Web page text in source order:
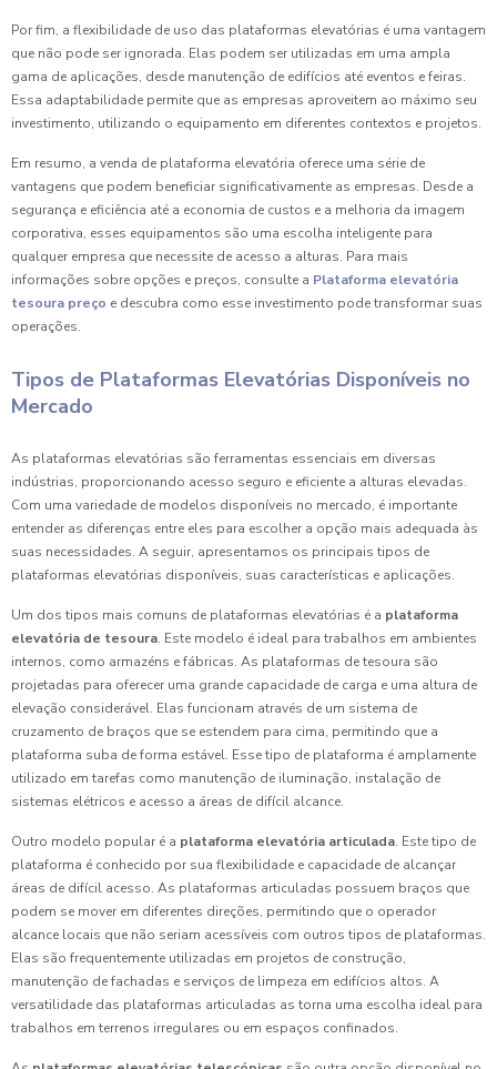
Por fim, a flexibilidade de uso das plataformas elevatórias é uma vantagem
que não pode ser ignorada. Elas podem ser utilizadas em uma ampla
gama de aplicações, desde manutenção de edifícios até eventos e feiras.
Essa adaptabilidade permite que as empresas aproveitem ao máximo seu
investimento, utilizando o equipamento em diferentes contextos e projetos.
Em resumo, a venda de plataforma elevatória oferece uma série de
vantagens que podem beneficiar significativamente as empresas. Desde a
segurança e eficiência até a economia de custos e a melhoria da imagem
corporativa, esses equipamentos são uma escolha inteligente para
qualquer empresa que necessite de acesso a alturas. Para mais
informações sobre opções e preços, consulte a Plataforma elevatória
tesoura preço e descubra como esse investimento pode transformar suas
operações.
Tipos de Plataformas Elevatórias Disponíveis no
Mercado
As plataformas elevatórias são ferramentas essenciais em diversas
indústrias, proporcionando acesso seguro e eficiente a alturas elevadas.
Com uma variedade de modelos disponíveis no mercado, é importante
entender as diferenças entre eles para escolher a opção mais adequada às
suas necessidades. A seguir, apresentamos os principais tipos de
plataformas elevatórias disponíveis, suas características e aplicações.
Um dos tipos mais comuns de plataformas elevatórias é a plataforma
elevatória de tesoura. Este modelo é ideal para trabalhos em ambientes
internos, como armazéns e fábricas. As plataformas de tesoura são
projetadas para oferecer uma grande capacidade de carga e uma altura de
elevação considerável. Elas funcionam através de um sistema de
cruzamento de braços que se estendem para cima, permitindo que a
plataforma suba de forma estável. Esse tipo de plataforma é amplamente
utilizado em tarefas como manutenção de iluminação, instalação de
sistemas elétricos e acesso a áreas de difícil alcance.
Outro modelo popular é a plataforma elevatória articulada. Este tipo de
plataforma é conhecido por sua flexibilidade e capacidade de alcançar
áreas de difícil acesso. As plataformas articuladas possuem braços que
podem se mover em diferentes direções, permitindo que o operador
alcance locais que não seriam acessíveis com outros tipos de plataformas.
Elas são frequentemente utilizadas em projetos de construção,
manutenção de fachadas e serviços de limpeza em edifícios altos. A
versatilidade das plataformas articuladas as torna uma escolha ideal para
trabalhos em terrenos irregulares ou em espaços confinados.